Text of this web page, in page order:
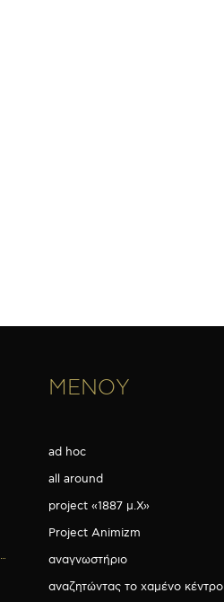
ΜΕΝΟΥ
ad hoc
all around
project «1887 μ.Χ»
Project Animizm
αναγνωστήριο
αναζητώντας το χαμένο κέντρο